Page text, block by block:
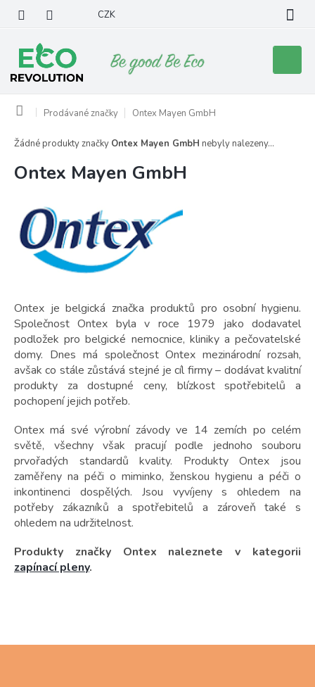
obsah
CZK
košík
Domů Prodávané značky Ontex Mayen GmbH
Ontex Mayen GmbH
Ontex je belgická značka produktů pro osobní hygienu.
Společnost Ontex byla v roce 1979 jako dodavatel
podložek pro belgické nemocnice, kliniky a pečovatelské
domy. Dnes má společnost Ontex mezinárodní rozsah,
avšak co stále zůstává stejné je cíl firmy – dodávat kvalitní
produkty za dostupné ceny, blízkost spotřebitelů a
pochopení jejich potřeb.
Ontex má své výrobní závody ve 14 zemích po celém
světě, všechny však pracují podle jednoho souboru
prvořadých standardů kvality. Produkty Ontex jsou
zaměřeny na péči o miminko, ženskou hygienu a péči o
inkontinenci dospělých. Jsou vyvíjeny s ohledem na
potřeby zákazníků a spotřebitelů a zároveň také s
ohledem na udržitelnost.
Produkty značky Ontex naleznete v kategorii
zapínací pleny.
Žádné produkty značky Ontex Mayen GmbH nebyly nalezeny...